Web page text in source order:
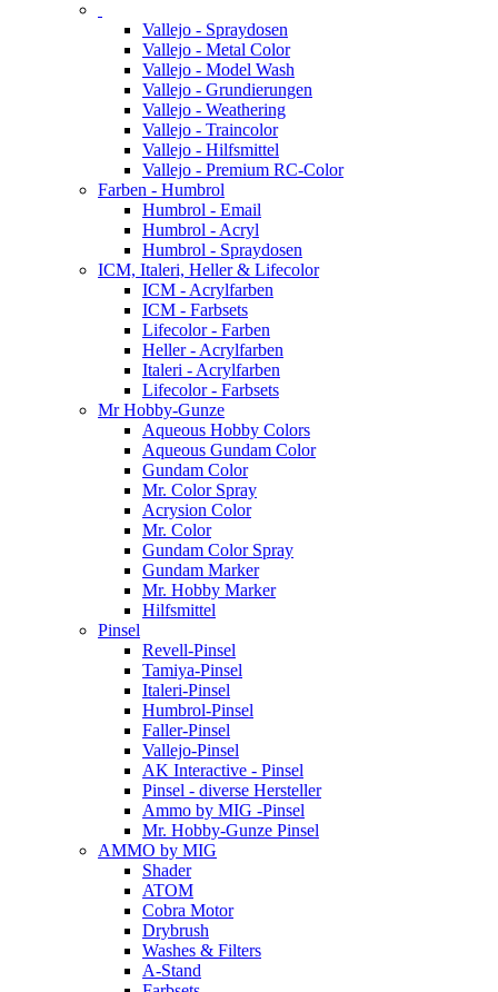
Vallejo - Spraydosen
Vallejo - Metal Color
Vallejo - Model Wash
Vallejo - Grundierungen
Vallejo - Weathering
Vallejo - Traincolor
Vallejo - Hilfsmittel
Vallejo - Premium RC-Color
Farben - Humbrol
Humbrol - Email
Humbrol - Acryl
Humbrol - Spraydosen
ICM, Italeri, Heller & Lifecolor
ICM - Acrylfarben
ICM - Farbsets
Lifecolor - Farben
Heller - Acrylfarben
Italeri - Acrylfarben
Lifecolor - Farbsets
Mr Hobby-Gunze
Aqueous Hobby Colors
Aqueous Gundam Color
Gundam Color
Mr. Color Spray
Acrysion Color
Mr. Color
Gundam Color Spray
Gundam Marker
Mr. Hobby Marker
Hilfsmittel
Pinsel
Revell-Pinsel
Tamiya-Pinsel
Italeri-Pinsel
Humbrol-Pinsel
Faller-Pinsel
Vallejo-Pinsel
AK Interactive - Pinsel
Pinsel - diverse Hersteller
Ammo by MIG -Pinsel
Mr. Hobby-Gunze Pinsel
AMMO by MIG
Shader
ATOM
Cobra Motor
Drybrush
Washes & Filters
A-Stand